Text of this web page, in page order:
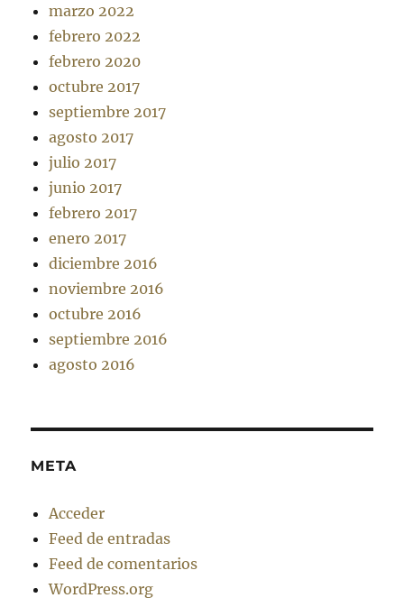
marzo 2022
febrero 2022
febrero 2020
octubre 2017
septiembre 2017
agosto 2017
julio 2017
junio 2017
febrero 2017
enero 2017
diciembre 2016
noviembre 2016
octubre 2016
septiembre 2016
agosto 2016
META
Acceder
Feed de entradas
Feed de comentarios
WordPress.org